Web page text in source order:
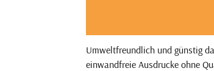
Umweltfreundlich und günstig
einwandfreie Ausdrucke ohne